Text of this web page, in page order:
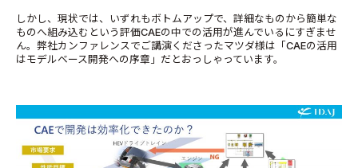
しかし、現状では、いずれもボトムアップで、詳細なものから簡単な
ものへ組み込むという評価CAEの中での活用が進んでいるにすぎませ
ん。弊社カンファレンスでご講演くださったマツダ様は「CAEの活用
はモデルベース開発への序章」だとおっしゃっています。